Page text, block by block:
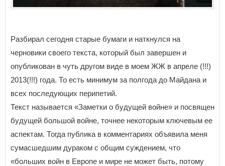
Разбирал сегодня старые бумаги и наткнулся на
черновики своего текста, который был завершен и
опубликован в чуть другом виде в моем ЖЖ в апреле (!!!)
2013(!!!) года. То есть минимум за полгода до Майдана и
всех последующих перипетий.
Текст называется «Заметки о будущей войне» и посвящен
будущей большой войне, точнее некоторым ключевым ее
аспектам. Тогда публика в комментариях объявила меня
сумасшедшим дураком с общим суждением, что
«больших войн в Европе и мире не может быть, потому